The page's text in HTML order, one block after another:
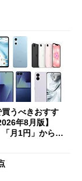
うべきおすす
年8月版】
「月1円」からお